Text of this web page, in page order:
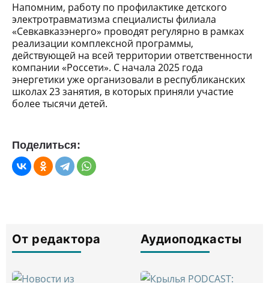
Напомним, работу по профилактике детского
электротравматизма специалисты филиала
«Севкавказэнерго» проводят регулярно в рамках
реализации комплексной программы,
действующей на всей территории ответственности
компании «Россети». С начала 2025 года
энергетики уже организовали в республиканских
школах 23 занятия, в которых приняли участие
более тысячи детей.
Поделиться:
От редактора Аудиоподкасты